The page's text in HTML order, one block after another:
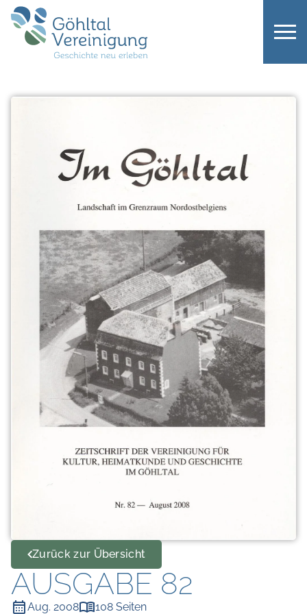
Zurück zur Übersicht
AUSGABE 82
Aug. 2008 108 Seiten